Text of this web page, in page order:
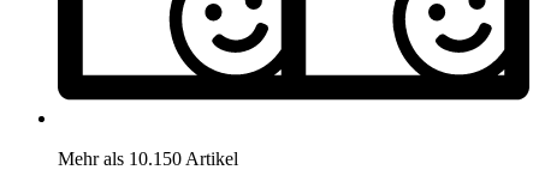
Mehr als 10.150 Artikel